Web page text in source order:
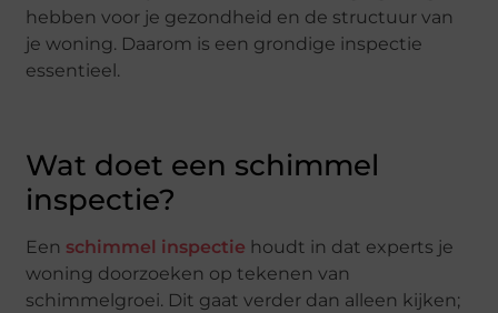
hebben voor je gezondheid en de structuur van
je woning. Daarom is een grondige inspectie
essentieel.
Wat doet een schimmel
inspectie?
Een schimmel inspectie houdt in dat experts je
woning doorzoeken op tekenen van
schimmelgroei. Dit gaat verder dan alleen kijken;